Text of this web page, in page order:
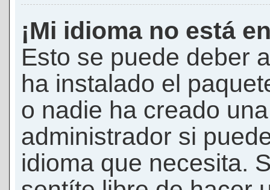
¡Mi idioma no está
Esto se puede deber
ha instalado el
o nadie ha creado
administrador si
idioma que necesita.